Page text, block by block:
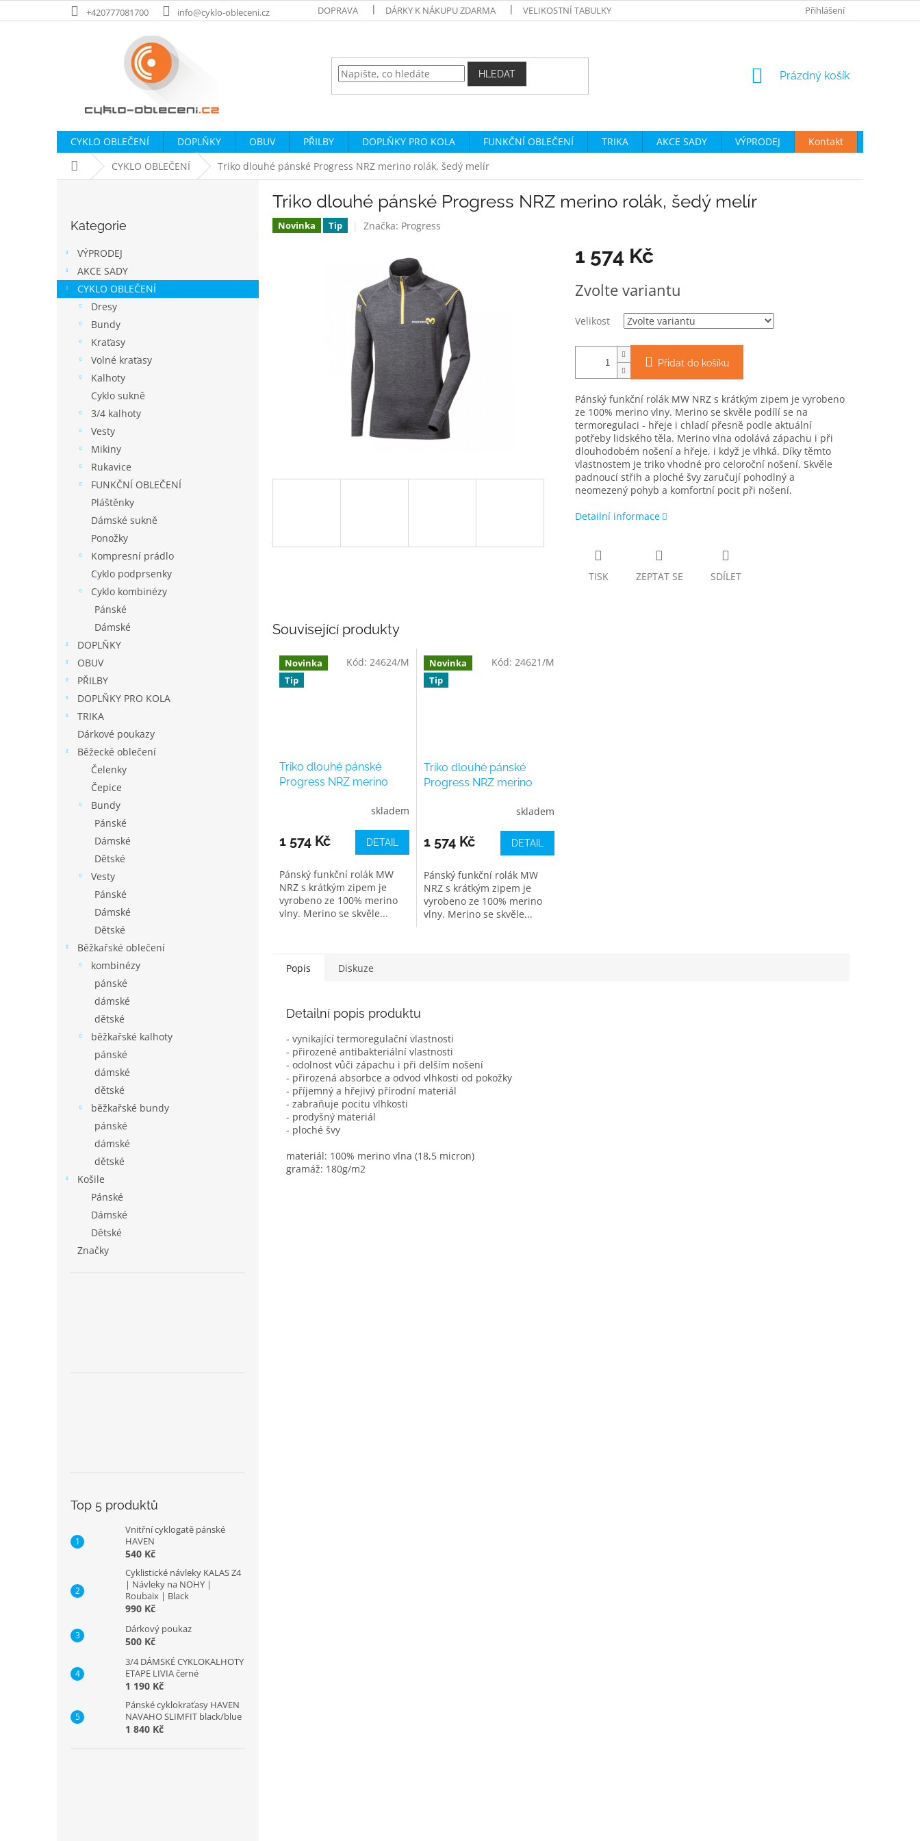
na
+420777081700 info@cyklo-obleceni.cz DOPRAVA DÁRKY K NÁKUPU ZDARMA VELIKOSTNÍ TABULKY OBCHODNÍ PODMÍNKY
Přihlášení
HLEDAT
NÁKUPNÍ
Prázdný košík
CYKLO OBLEČENÍ DOPLŇKY OBUV PŘILBY DOPLŇKY PRO KOLA FUNKČNÍ OBLEČENÍ TRIKA AKCE SADY VÝPRODEJ Kontakt
Domů CYKLO OBLEČENÍ Triko dlouhé pánské Progress NRZ merino rolák, šedý melír
n
kategorie
Kategorie
VÝPRODEJ
AKCE SADY
CYKLO OBLEČENÍ
Dresy
Bundy
Kraťasy
Volné kraťasy
Kalhoty
Cyklo sukně
3/4 kalhoty
Vesty
Mikiny
Rukavice
FUNKČNÍ OBLEČENÍ
Pláštěnky
Dámské sukně
Ponožky
Kompresní prádlo
Cyklo podprsenky
Cyklo kombinézy
Pánské
Dámské
DOPLŇKY
OBUV
PŘILBY
DOPLŇKY PRO KOLA
TRIKA
Dárkové poukazy
Běžecké oblečení
Čelenky
Čepice
Bundy
Pánské
Dámské
Dětské
Vesty
Pánské
Dámské
Dětské
Běžkařské oblečení
kombinézy
pánské
dámské
dětské
běžkařské kalhoty
pánské
dámské
dětské
běžkařské bundy
pánské
dámské
dětské
Košile
Pánské
Dámské
Dětské
Značky
Top 5 produktů
Vnitřní cyklogatě pánské
HAVEN
540 Kč
Cyklistické návleky KALAS Z4
| Návleky na NOHY |
Roubaix | Black
990 Kč
Dárkový poukaz
500 Kč
3/4 DÁMSKÉ CYKLOKALHOTY
ETAPE LIVIA černé
1 190 Kč
Pánské cyklokraťasy HAVEN
NAVAHO SLIMFIT black/blue
1 840 Kč
Triko dlouhé pánské Progress NRZ merino rolák, šedý melír
Novinka Tip Značka: Progress
1 574 Kč
cena:
Zvolte variantu
Velikost
Přidat do košíku
Pánský funkční rolák MW NRZ s krátkým zipem je vyrobeno
ze 100% merino vlny. Merino se skvěle podílí se na
termoregulaci - hřeje i chladí přesně podle aktuální
potřeby lidského těla. Merino vlna odolává zápachu i při
dlouhodobém nošení a hřeje, i když je vlhká. Díky těmto
vlastnostem je triko vhodné pro celoroční nošení. Skvěle
padnoucí střih a ploché švy zaručují pohodlný a
neomezený pohyb a komfortní pocit při nošení.
Detailní informace
TISK ZEPTAT SE SDÍLET
Související produkty
Novinka
Tip
Triko dlouhé pánské
Progress NRZ merino
skladem
1 574 Kč DETAIL
Pánský funkční rolák MW
NRZ s krátkým zipem je
vyrobeno ze 100% merino
vlny. Merino se skvěle...
Kód: 24624/M
Novinka
Tip
Triko dlouhé pánské
Progress NRZ merino
skladem
1 574 Kč DETAIL
Pánský funkční rolák MW
NRZ s krátkým zipem je
vyrobeno ze 100% merino
vlny. Merino se skvěle...
Kód: 24621/M
Popis Diskuze
Detailní popis produktu
- vynikající termoregulační vlastnosti
- přirozené antibakteriální vlastnosti
- odolnost vůči zápachu i při delším nošení
- přirozená absorbce a odvod vlhkosti od pokožky
- příjemný a hřejivý přírodní materiál
- zabraňuje pocitu vlhkosti
- prodyšný materiál
- ploché švy
materiál: 100% merino vlna (18,5 micron)
gramáž: 180g/m2